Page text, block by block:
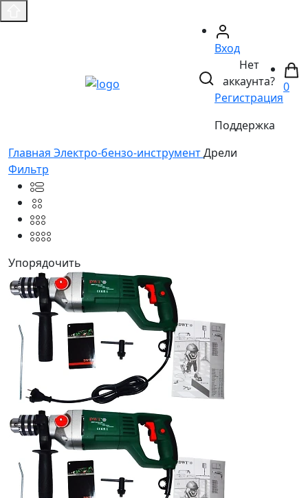
Вход
Нет
аккаунта?
Регистрация
Поддержка
0
Главная Электро-бензо-инструментДрели
Фильтр
Упорядочить